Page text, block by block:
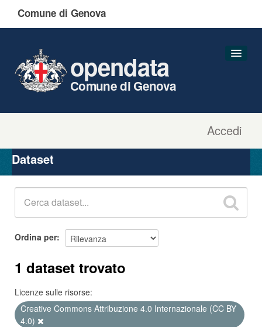
Comune di Genova
Accedi
opendata
Comune di Genova
Organizzazioni
Gruppi
Dataset
Ordina per
1 dataset trovato
Licenze sulle risorse:
Creative Commons Attribuzione 4.0 Internazionale (CC BY
4.0)